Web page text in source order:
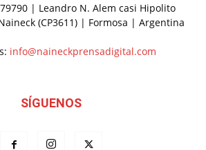
| Leandro N. Alem casi Hipolito
(CP3611) | Formosa | Argentina
info@naineckprensadigital.com
SÍGUENOS